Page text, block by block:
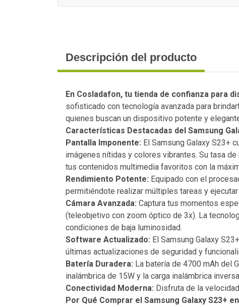
Descripción del producto
En Cosladafon, tu tienda de confianza para
sofisticado con tecnología avanzada para
quienes buscan un dispositivo potente y
Características Destacadas del Samsung
Pantalla Imponente: El Samsung Galaxy S23+
imágenes nítidas y colores vibrantes. Su tasa
tus contenidos multimedia favoritos con la
Rendimiento Potente: Equipado con el
permitiéndote realizar múltiples tareas y
Cámara Avanzada: Captura tus momentos
(teleobjetivo con zoom óptico de 3x). La
condiciones de baja luminosidad.
Software Actualizado: El Samsung Galaxy
últimas actualizaciones de seguridad y
Batería Duradera: La batería de 4700 mAh del
inalámbrica de 15W y la carga inalámbrica
Conectividad Moderna: Disfruta de la
Por Qué Comprar el Samsung Galaxy S23+